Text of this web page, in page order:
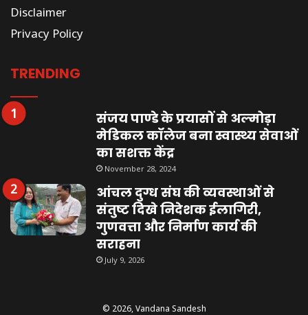
Disclaimer
Privacy Policy
TRENDING
संजय पाण्डे के प्रयासों से अल्मोड़ा
मेडिकल कॉलेज बना स्वास्थ्य सेवाओं
का सशक्त केंद्र
November 28, 2024
आंचल दुग्ध संघ की व्यवस्थाओं से
संतुष्ट दिखे निदेशक ईलागिरी,
गुणवत्ता और निर्माण कार्य की
सराहना
July 9, 2026
© 2026,Vandana Sandesh